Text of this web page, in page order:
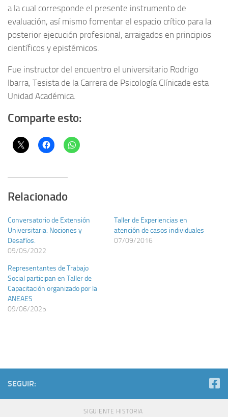
a la cual corresponde el presente instrumento de
evaluación, así mismo fomentar el espacio crítico para la
posterior ejecución profesional, arraigados en principios
científicos y epistémicos.
Fue instructor del encuentro el universitario Rodrigo
Ibarra, Tesista de la Carrera de Psicología Clínicade esta
Unidad Académica.
Comparte esto:
Relacionado
Conversatorio de Extensión
Universitaria: Nociones y
Desafíos.
09/05/2022
Taller de Experiencias en
atención de casos individuales
07/09/2016
Representantes de Trabajo
Social participan en Taller de
Capacitación organizado por la
ANEAES
09/06/2025
SEGUIR:
SIGUIENTE HISTORIA